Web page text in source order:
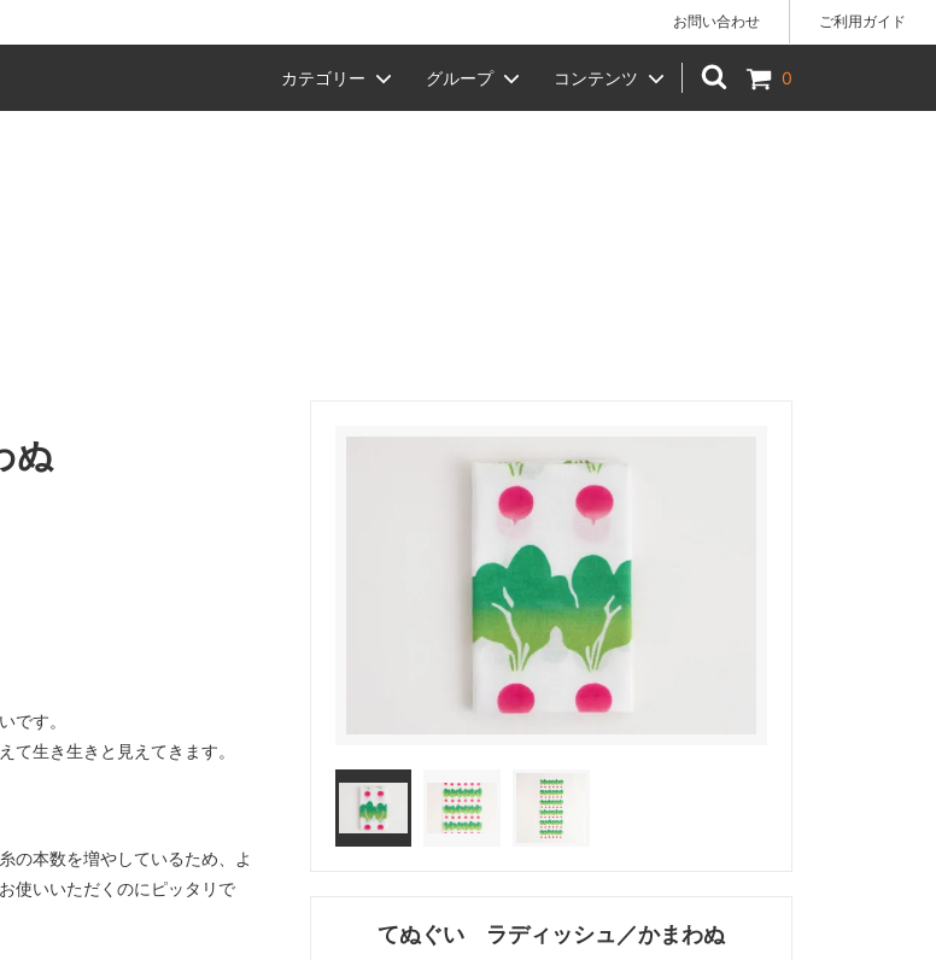
ご利用ガイド
お問い合わせ
0
カテゴリー グループ
節分
コンテンツ
てぬぐい ラディッシュ／かまわぬ
ぬ
です。
て生き生きと見えてきます。
の本数を増やしているため、よ
使いいただくのにピッタリで